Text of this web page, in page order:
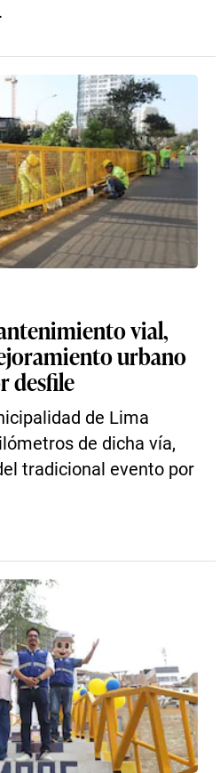
vial,
urbano
desfile
de Lima
de dicha vía,
tradicional evento por